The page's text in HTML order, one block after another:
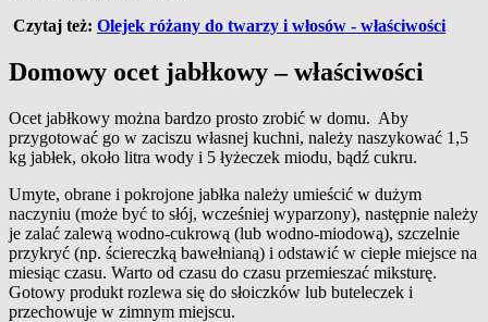
Czytaj też: Olejek różany do twarzy i włosów - właściwości
Domowy ocet jabłkowy – właściwości
Ocet jabłkowy można bardzo prosto zrobić w domu. Aby
przygotować go w zaciszu własnej kuchni, należy naszykować 1,5
kg jabłek, około litra wody i 5 łyżeczek miodu, bądź cukru.
Umyte, obrane i pokrojone jabłka należy umieścić w dużym
naczyniu (może być to słój, wcześniej wyparzony), następnie należy
je zalać zalewą wodno-cukrową (lub wodno-miodową), szczelnie
przykryć (np. ściereczką bawełnianą) i odstawić w ciepłe miejsce na
miesiąc czasu. Warto od czasu do czasu przemieszać miksturę.
Gotowy produkt rozlewa się do słoiczków lub buteleczek i
przechowuje w zimnym miejscu.